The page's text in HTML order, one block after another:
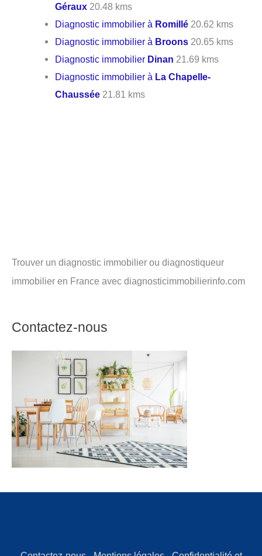
Géraux 20.48 kms
Diagnostic immobilier à Romillé 20.62 kms
Diagnostic immobilier à Broons 20.65 kms
Diagnostic immobilier Dinan 21.69 kms
Diagnostic immobilier à La Chapelle-
Chaussée 21.81 kms
Trouver un diagnostic immobilier ou diagnostiqueur
immobilier en France avec diagnosticimmobilierinfo.com
Contactez-nous